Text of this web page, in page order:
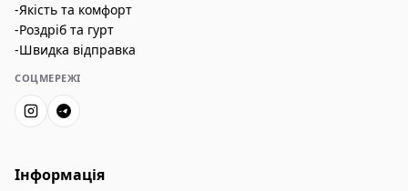
-Якість та комфорт
-Роздріб та гурт
-Швидка відправка
СОЦМЕРЕЖІ
Інформація